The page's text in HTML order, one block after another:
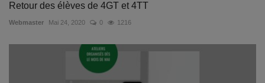
Retour des élèves de 4GT et 4TT
Webmaster Mai 24, 2020 0 1216